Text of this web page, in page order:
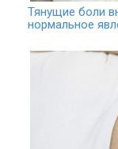
Тянущие боли
нормальное